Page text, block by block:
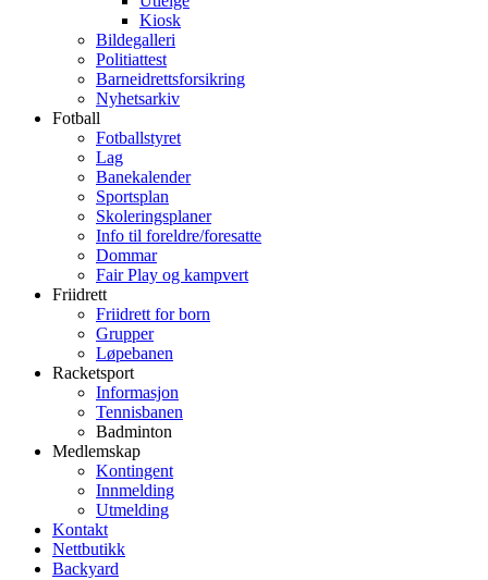
Kiosk
Bildegalleri
Politiattest
Barneidrettsforsikring
Nyhetsarkiv
Fotball
Fotballstyret
Lag
Banekalender
Sportsplan
Skoleringsplaner
Info til foreldre/foresatte
Dommar
Fair Play og kampvert
Friidrett
Friidrett for born
Grupper
Løpebanen
Racketsport
Informasjon
Tennisbanen
Badminton
Medlemskap
Kontingent
Innmelding
Utmelding
Kontakt
Nettbutikk
Backyard